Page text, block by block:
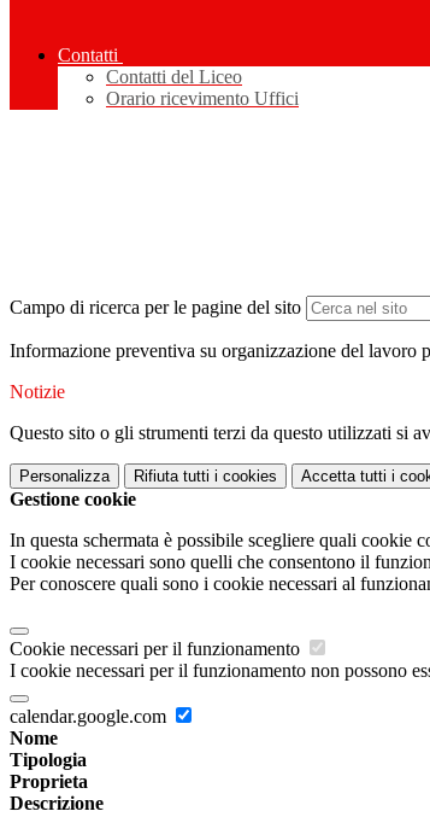
Contatti
Contatti del Liceo
Orario ricevimento Uffici
Campo di ricerca per le pagine del sito
Informazione preventiva su organizzazione del lavoro
Notizie
Questo sito o gli strumenti terzi da questo utilizzati si
Personalizza Rifiuta tutti i cookies Accetta tutti i
Gestione cookie
In questa schermata è possibile scegliere quali cookie
I cookie necessari sono quelli che consentono il
Per conoscere quali sono i cookie necessari al
Cookie necessari per il funzionamento
I cookie necessari per il funzionamento non possono
calendar.google.com
Nome
Tipologia
Proprieta
Descrizione